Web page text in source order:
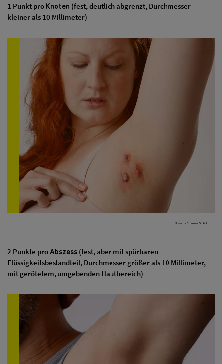
1 Punkt pro Knoten (fest, deutlich abgrenzt, Durchmesser
kleiner als 10 Millimeter)
Novartis Pharma GmbH
2 Punkte proAbszess (fest, aber mit spürbaren
Flüssigkeitsbestandteil, Durchmesser größer als 10 Millimeter,
mit gerötetem, umgebenden Hautbereich)